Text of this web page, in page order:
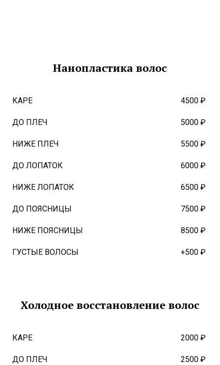
Нанопластика волос
КАРЕ 4500 ₽
ДО ПЛЕЧ 5000 ₽
НИЖЕ ПЛЕЧ 5500 ₽
ДО ЛОПАТОК 6000 ₽
НИЖЕ ЛОПАТОК 6500 ₽
ДО ПОЯСНИЦЫ 7500 ₽
НИЖЕ ПОЯСНИЦЫ 8500 ₽
ГУСТЫЕ ВОЛОСЫ +500 ₽
Холодное восстановление волос
КАРЕ 2000 ₽
ДО ПЛЕЧ 2500 ₽